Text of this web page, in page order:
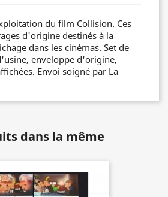
du film Collision. Ces
d'origine destinés à la
dans les cinémas. Set de
enveloppe d'origine,
Envoi soigné par La
dans la même